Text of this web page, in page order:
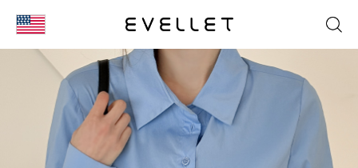
ENG
台湾
日本